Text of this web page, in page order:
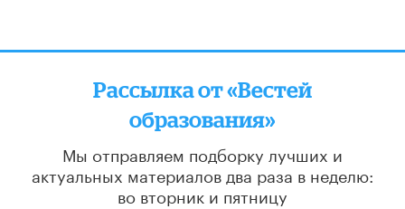
Рассылка от «Вестей
образования»
Мы отправляем подборку лучших и
актуальных материалов два раза в неделю:
во вторник и пятницу